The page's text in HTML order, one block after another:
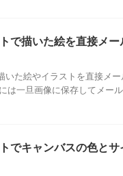
で描いた絵を直接メー
た絵やイラストを直接メ
は一旦画像に保存してメー
でキャンバスの色とサ